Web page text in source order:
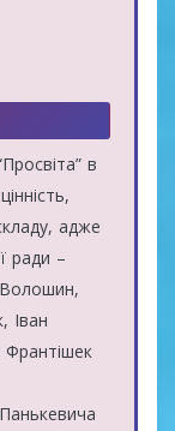
в
адже
ради –
Волошин,
Іван
Франтішек